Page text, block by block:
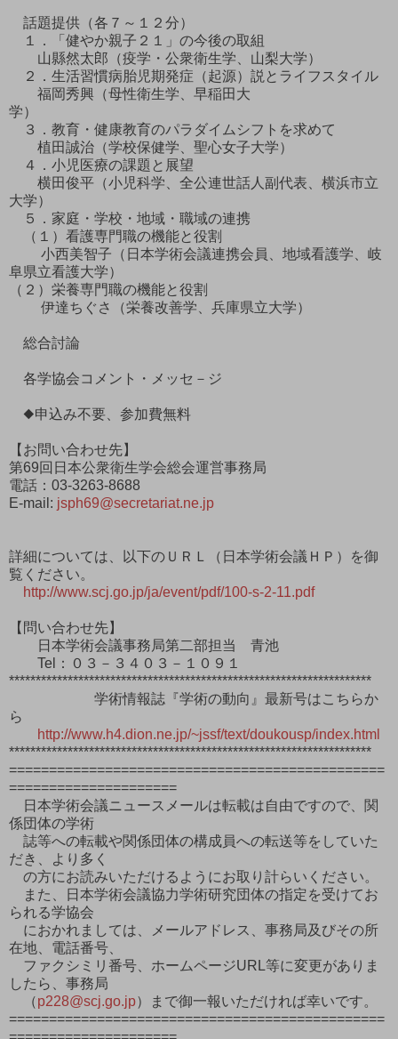
話題提供（各７～１２分）
１．「健やか親子２１」の今後の取組
山縣然太郎（疫学・公衆衛生学、山梨大学）
２．生活習慣病胎児期発症（起源）説とライフスタイル
福岡秀興（母性衛生学、早稲田大
学）
３．教育・健康教育のパラダイムシフトを求めて
植田誠治（学校保健学、聖心女子大学）
４．小児医療の課題と展望
横田俊平（小児科学、全公連世話人副代表、横浜市立
大学）
５．家庭・学校・地域・職域の連携
（１）看護専門職の機能と役割
小西美智子（日本学術会議連携会員、地域看護学、岐
阜県立看護大学）
（２）栄養専門職の機能と役割
伊達ちぐさ（栄養改善学、兵庫県立大学）
総合討論
各学協会コメント・メッセ－ジ
◆申込み不要、参加費無料
【お問い合わせ先】
第69回日本公衆衛生学会総会運営事務局
電話：03-3263-8688
E-mail: jsph69@secretariat.ne.jp
詳細については、以下のＵＲＬ（日本学術会議ＨＰ）を御
覧ください。
http://www.scj.go.jp/ja/event/pdf/100-s-2-11.pdf
【問い合わせ先】
日本学術会議事務局第二部担当 青池
Tel：０３－３４０３－１０９１
********************************************************************
学術情報誌『学術の動向』最新号はこちらか
ら
http://www.h4.dion.ne.jp/~jssf/text/doukousp/index.html
********************************************************************
===============================================
=====================
日本学術会議ニュースメールは転載は自由ですので、関
係団体の学術
誌等への転載や関係団体の構成員への転送等をしていた
だき、より多く
の方にお読みいただけるようにお取り計らいください。
また、日本学術会議協力学術研究団体の指定を受けてお
られる学協会
におかれましては、メールアドレス、事務局及びその所
在地、電話番号、
ファクシミリ番号、ホームページURL等に変更がありま
したら、事務局
（p228@scj.go.jp）まで御一報いただければ幸いです。
===============================================